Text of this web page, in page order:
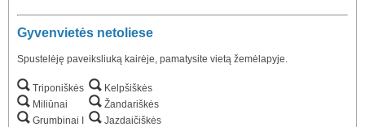
Gyvenvietės netoliese
Spustelėję paveiksliuką kairėje, pamatysite vietą žemėlapyje.
Triponiškės
Miliūnai
Grumbinai I
Kelpšiškės
Žandariškės
Jazdaičiškės